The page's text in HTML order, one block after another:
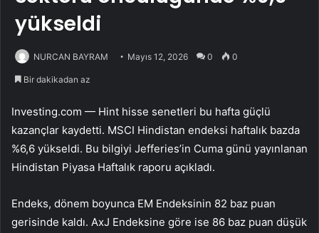
yükseldi
NURCAN BAYRAM Mayıs 12, 2026 0 0
Bir dakikadan az
Investing.com — Hint hisse senetleri bu hafta güçlü
kazançlar kaydetti. MSCI Hindistan endeksi haftalık bazda
%6,6 yükseldi. Bu bilgiyi Jefferies’in Cuma günü yayınlanan
Hindistan Piyasa Haftalık raporu açıkladı.
Endeks, dönem boyunca EM Endeksinin 82 baz puan
gerisinde kaldı. AxJ Endeksine göre ise 86 baz puan düşük